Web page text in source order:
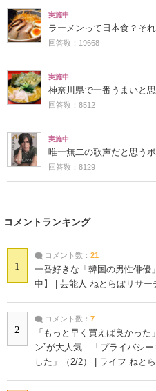
実施中
ラーメンって日本食？そ
回答数：19668
実施中
神奈川県で一番うまいと
回答数：8512
実施中
唯一無二の歌声だと思う
回答数：8129
コメントランキング
1
コメント数： 21
一番好きな「韓国の男性俳優
中】 | 芸能人 ねとらぼリサー
2
コメント数： 7
「もっと早く買えば良かっ
ン”が大人気 「プライバシー
した」（2/2） | ライフ ねと